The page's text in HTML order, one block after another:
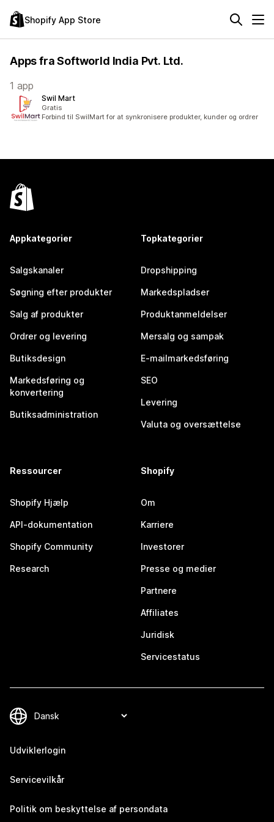
Shopify App Store
Apps fra Softworld India Pvt. Ltd.
1 app
Swil Mart
Gratis
Forbind til SwilMart for at synkronisere produkter, kunder og ordrer
Appkategorier
Salgskanaler
Søgning efter produkter
Salg af produkter
Ordrer og levering
Butiksdesign
Markedsføring og
konvertering
Butiksadministration
Topkategorier
Dropshipping
Markedspladser
Produktanmeldelser
Mersalg og sampak
E-mailmarkedsføring
SEO
Levering
Valuta og oversættelse
Ressourcer
Shopify Hjælp
API-dokumentation
Shopify Community
Research
Shopify
Om
Karriere
Investorer
Presse og medier
Partnere
Affiliates
Juridisk
Servicestatus
Udviklerlogin
Servicevilkår
Politik om beskyttelse af persondata